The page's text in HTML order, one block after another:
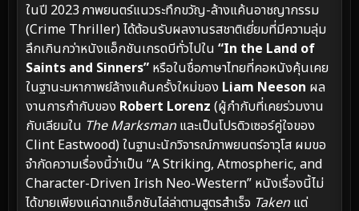
ในปี 2023 ภาพยนตร์แนวระทึกขวัญ-ล้างแค้นอาชญากรรม
(Crime Thriller) ได้ต้อนรับผลงานรสชาติเยี่ยมที่มีความลุ่ม
ลึกเกินกว่าหนังแอ็กชันเกรดบีทั่วไปใน “In the Land of
Saints and Sinners” หรือในชื่อภาษาไทยที่คอหนังคุ้นเคย
ในฐานะมหากาพย์ล้างแค้นครั้งใหม่ของ Liam Neeson ผล
งานการกำกับของ Robert Lorenz (ผู้กำกับที่เคยร่วมงาน
กับเลียมใน The Marksmanและเป็นโปรดิวเซอร์คู่ใจของ
Clint Eastwood) ในฐานะนักวิจารณ์ภาพยนตร์อาวุโส ผมขอ
จำกัดความเรื่องนี้ว่าเป็น “A Striking, Atmospheric, and
Character-Driven Irish Neo-Western” หนังเรื่องนี้ไม่
ได้ขายเพียงแค่ฉากแอ็กชันไล่ล่าตามสูตรสำเร็จ Takenแต่